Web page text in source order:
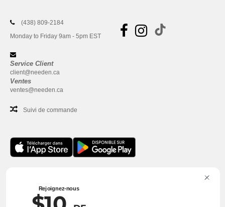
(438) 809-2184
Monday to Friday 9am - 5pm EST
Service Client
client@needen.ca
Ventes
ventes@needen.ca
Suivi de commande
One Dundas Street West Suite 2500
Toronto, Ontario, M5G 1Z3
Rejoignez-nous